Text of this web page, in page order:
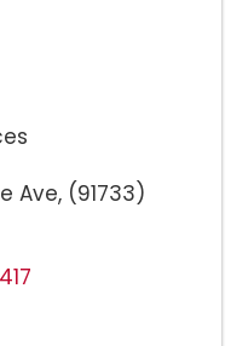
Ave, (91733)